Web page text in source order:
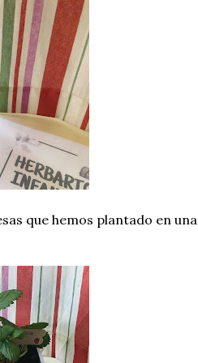
que hemos plantado en una